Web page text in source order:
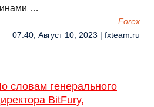
…
Forex
07:40, Август 10, 2023 | fxteam.ru
словам генерального
BitFury,